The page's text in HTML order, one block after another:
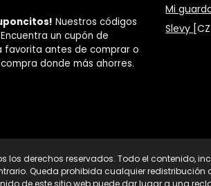
Nuestros códigos
un cupón de
antes de comprar o
donde más ahorres.
Mi
Slevy [CZ
los derechos reservados. Todo el contenido,
Queda prohibida cualquier redistribución
de este sitio web puede dar lugar a una